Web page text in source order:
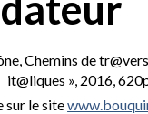
Chemins de
it@liques », 2016,
sur le site